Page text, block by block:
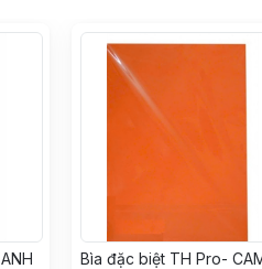
Bìa đặc biệt TH Pro-